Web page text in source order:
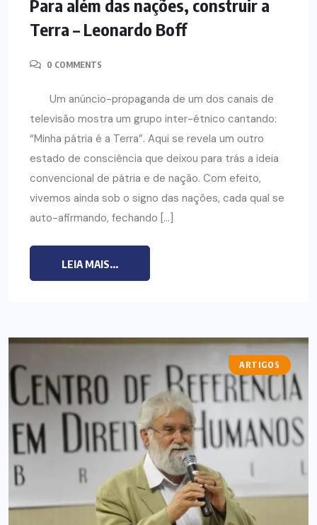
Para além das nações, construir a
Terra – Leonardo Boff
0 COMMENTS
Um anúncio-propaganda de um dos canais de
televisão mostra um grupo inter-étnico cantando:
“Minha pátria é a Terra”. Aqui se revela um outro
estado de consciência que deixou para trás a ideia
convencional de pátria e de nação. Com efeito,
vivemos ainda sob o signo das nações, cada qual se
auto-afirmando, fechando […]
LEIA MAIS...
ARTIGOS